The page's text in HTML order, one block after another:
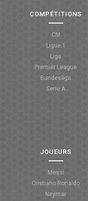
COMPÉTITIONS
CM
Ligue 1
Liga
Premier League
Bundesliga
Serie A
JOUEURS
Messi
Cristiano Ronaldo
Neymar